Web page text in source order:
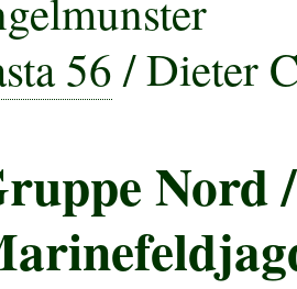
56/ Dieter
Nord /